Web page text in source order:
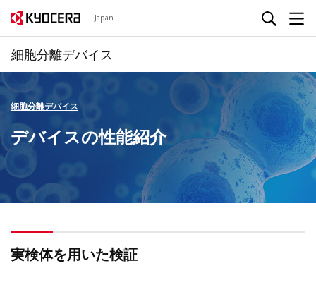
Japan
細胞分離デバイス
細胞分離デバイス
デバイスの性能紹介
実検体を用いた検証